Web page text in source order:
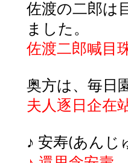
佐渡の二郎は
ました。
佐渡二郎喊目
奥方は、毎日
夫人逐日企在
♪ 安寿(あんじ